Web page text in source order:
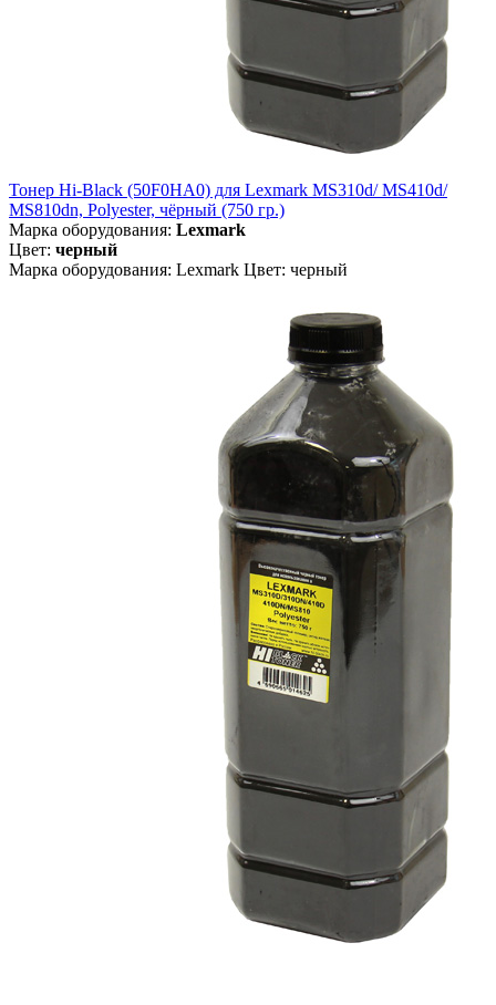
Тонер Hi-Black (50F0HA0) для Lexmark MS310d/ MS410d/
MS810dn, Polyester, чёрный (750 гр.)
Марка оборудования: Lexmark
Цвет: черный
Марка оборудования: Lexmark Цвет: черный